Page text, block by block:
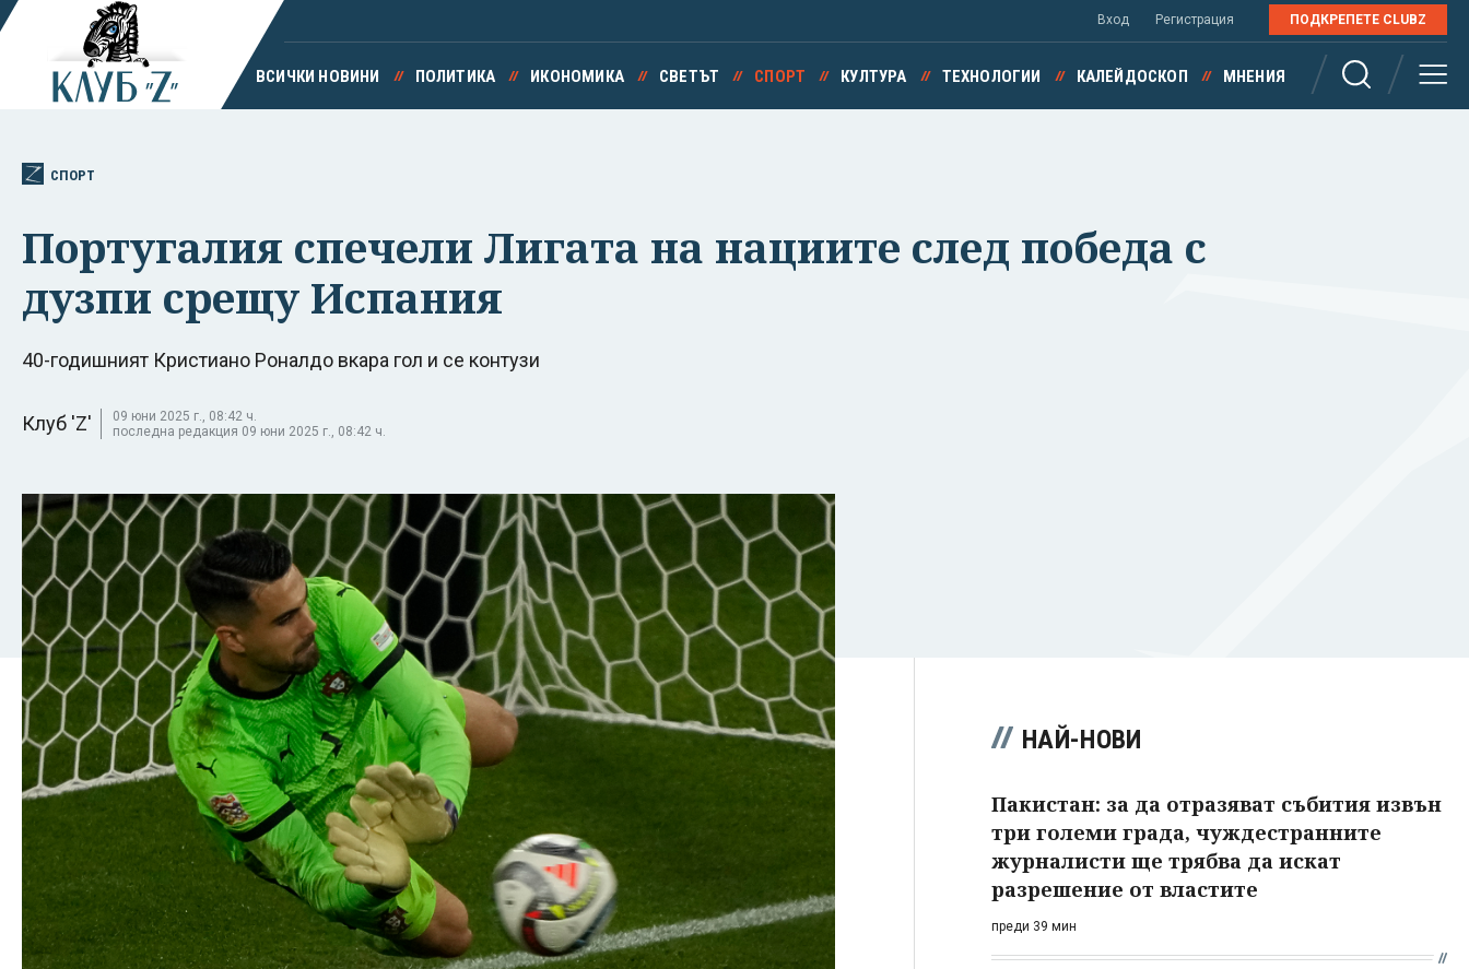
Вход Регистрация ПОДКРЕПЕТЕ CLUBZ
ВСИЧКИ НОВИНИ ПОЛИТИКА ИКОНОМИКА СВЕТЪТ СПОРТ КУЛТУРА ТЕХНОЛОГИИ КАЛЕЙДОСКОП МНЕНИЯ
СПОРТ
Португалия спечели Лигата на нациите след победа с
дузпи срещу Испания
40-годишният Кристиано Роналдо вкара гол и се контузи
Клуб 'Z'
09 юни 2025 г., 08:42 ч.
последна редакция 09 юни 2025 г., 08:42 ч.
НАЙ-НОВИ
Пакистан: за да отразяват събития извън
три големи града, чуждестранните
журналисти ще трябва да искат
разрешение от властите
преди 39 мин